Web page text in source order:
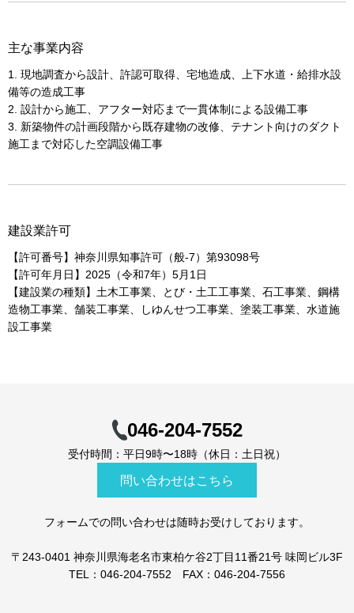
主な事業内容
1. 現地調査から設計、許認可取得、宅地造成、上下水道・給排水設
備等の造成工事
2. 設計から施工、アフター対応まで一貫体制による設備工事
3. 新築物件の計画段階から既存建物の改修、テナント向けのダクト
施工まで対応した空調設備工事
建設業許可
【許可番号】神奈川県知事許可（般-7）第93098号
【許可年月日】2025（令和7年）5月1日
【建設業の種類】土木工事業、とび・土工工事業、石工事業、鋼構
造物工事業、舗装工事業、しゆんせつ工事業、塗装工事業、水道施
設工事業
046-204-7552
受付時間：平日9時〜18時（休日：土日祝）
問い合わせはこちら
フォームでの問い合わせは随時お受けしております。
〒243-0401 神奈川県海老名市東柏ケ谷2丁目11番21号 味岡ビル3F
TEL：046-204-7552 FAX：046-204-7556